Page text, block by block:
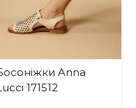
Anna
171512